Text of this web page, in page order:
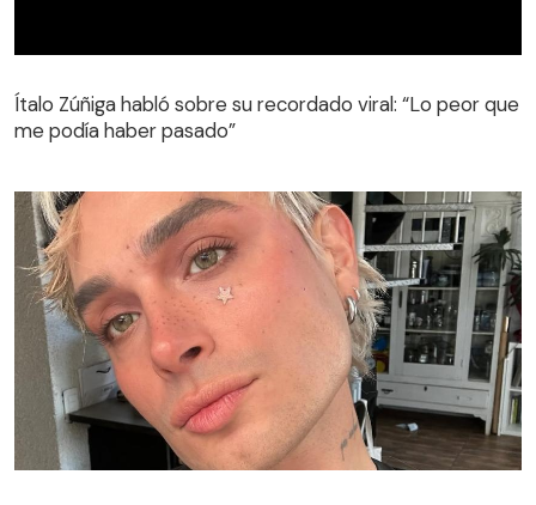
Ítalo Zúñiga habló sobre su recordado viral: “Lo peor que
me podía haber pasado”